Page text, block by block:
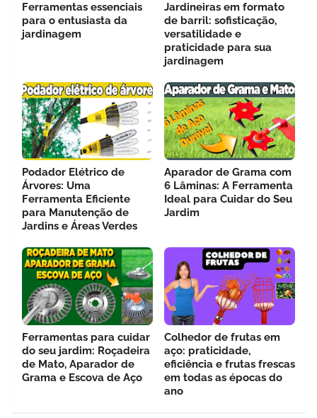
Ferramentas essenciais
para o entusiasta da
jardinagem
Jardineiras em formato
de barril: sofisticação,
versatilidade e
praticidade para sua
jardinagem
Podador Elétrico de
Árvores: Uma
Ferramenta Eficiente
para Manutenção de
Jardins e Áreas Verdes
Aparador de Grama com
6 Lâminas: A Ferramenta
Ideal para Cuidar do Seu
Jardim
Ferramentas para cuidar
do seu jardim: Roçadeira
de Mato, Aparador de
Grama e Escova de Aço
Colhedor de frutas em
aço: praticidade,
eficiência e frutas frescas
em todas as épocas do
ano